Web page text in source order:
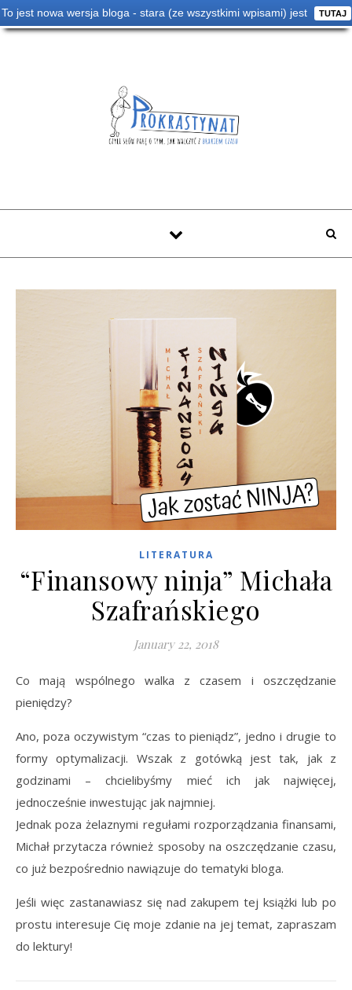
To jest nowa wersja bloga - stara (ze wszystkimi wpisami) jest TUTAJ
LITERATURA
“Finansowy ninja” Michała
Szafrańskiego
January 22, 2018
Co mają wspólnego walka z czasem i oszczędzanie
pieniędzy?
Ano, poza oczywistym “czas to pieniądz”, jedno i drugie to
formy optymalizacji. Wszak z gotówką jest tak, jak z
godzinami – chcielibyśmy mieć ich jak najwięcej,
jednocześnie inwestując jak najmniej.
Jednak poza żelaznymi regułami rozporządzania finansami,
Michał przytacza również sposoby na oszczędzanie czasu,
co już bezpośrednio nawiązuje do tematyki bloga.
Jeśli więc zastanawiasz się nad zakupem tej książki lub po
prostu interesuje Cię moje zdanie na jej temat, zapraszam
do lektury!